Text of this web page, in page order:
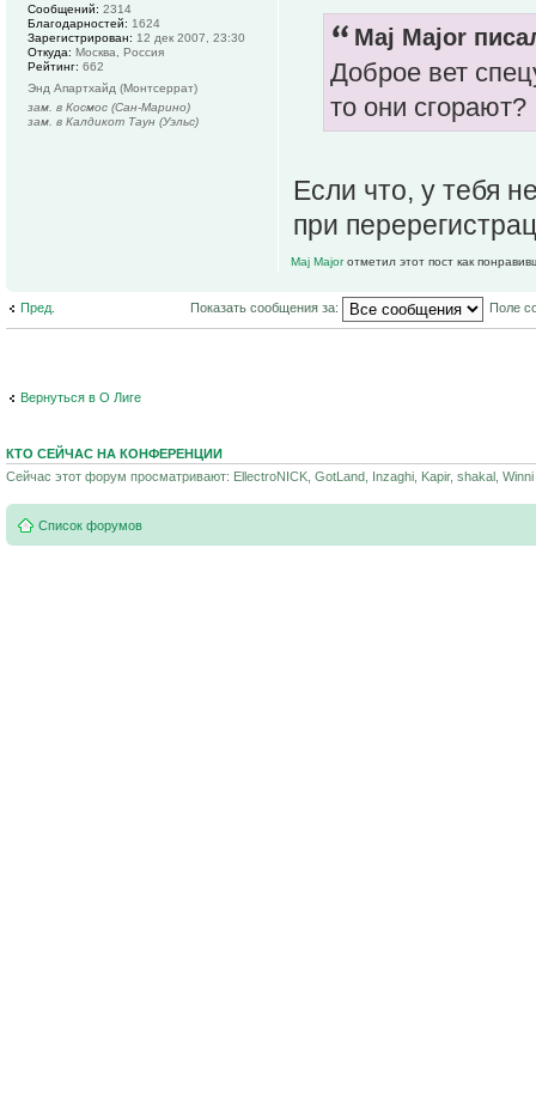
Maj Major
Доброе вет
то они сгорают?
Если что, у тебя
при
Maj Majorотметил этот пост как
Сообщений: 2314
Благодарностей: 1624
Зарегистрирован: 12 дек 2007, 23:30
Откуда: Москва, Россия
Рейтинг: 662
Энд Апартхайд (Монтсеррат)
зам. в Космос (Сан-Марино)
зам. в Калдикот Таун (Уэльс)
Пред. Показать сообщения за: Поле
Вернуться в О Лиге
КТО СЕЙЧАС НА КОНФЕРЕНЦИИ
Сейчас этот форум просматривают: EllectroNICK, GotLand, Inzaghi, Kapir, shakal, Winni
Список форумов